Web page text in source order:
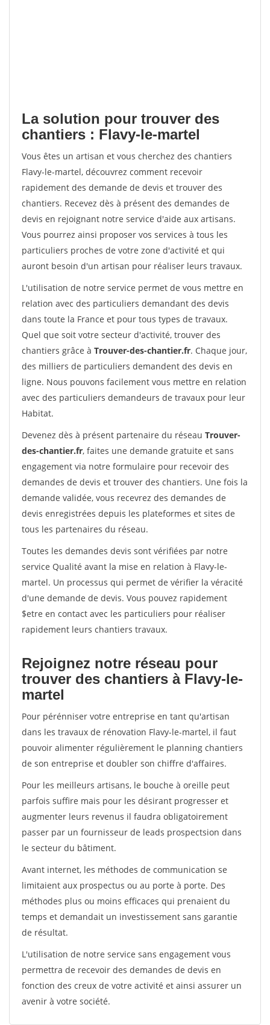
La solution pour trouver des
chantiers : Flavy-le-martel
Vous êtes un artisan et vous cherchez des chantiers
Flavy-le-martel, découvrez comment recevoir
rapidement des demande de devis et trouver des
chantiers. Recevez dès à présent des demandes de
devis en rejoignant notre service d'aide aux artisans.
Vous pourrez ainsi proposer vos services à tous les
particuliers proches de votre zone d'activité et qui
auront besoin d'un artisan pour réaliser leurs travaux.
L'utilisation de notre service permet de vous mettre en
relation avec des particuliers demandant des devis
dans toute la France et pour tous types de travaux.
Quel que soit votre secteur d'activité, trouver des
chantiers grâce à Trouver-des-chantier.fr. Chaque jour,
des milliers de particuliers demandent des devis en
ligne. Nous pouvons facilement vous mettre en relation
avec des particuliers demandeurs de travaux pour leur
Habitat.
Devenez dès à présent partenaire du réseau Trouver-
des-chantier.fr, faites une demande gratuite et sans
engagement via notre formulaire pour recevoir des
demandes de devis et trouver des chantiers. Une fois la
demande validée, vous recevrez des demandes de
devis enregistrées depuis les plateformes et sites de
tous les partenaires du réseau.
Toutes les demandes devis sont vérifiées par notre
service Qualité avant la mise en relation à Flavy-le-
martel. Un processus qui permet de vérifier la véracité
d'une demande de devis. Vous pouvez rapidement
$etre en contact avec les particuliers pour réaliser
rapidement leurs chantiers travaux.
Rejoignez notre réseau pour
trouver des chantiers à Flavy-le-
martel
Pour pérénniser votre entreprise en tant qu'artisan
dans les travaux de rénovation Flavy-le-martel, il faut
pouvoir alimenter régulièrement le planning chantiers
de son entreprise et doubler son chiffre d'affaires.
Pour les meilleurs artisans, le bouche à oreille peut
parfois suffire mais pour les désirant progresser et
augmenter leurs revenus il faudra obligatoirement
passer par un fournisseur de leads prospectsion dans
le secteur du bâtiment.
Avant internet, les méthodes de communication se
limitaient aux prospectus ou au porte à porte. Des
méthodes plus ou moins efficaces qui prenaient du
temps et demandait un investissement sans garantie
de résultat.
L'utilisation de notre service sans engagement vous
permettra de recevoir des demandes de devis en
fonction des creux de votre activité et ainsi assurer un
avenir à votre société.